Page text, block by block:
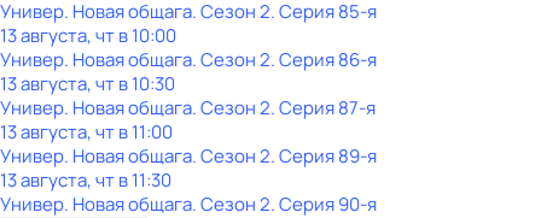
Универ. Новая общага. Сезон 2. Серия 85-я
13 августа, чт в 10:00
Универ. Новая общага. Сезон 2. Серия 86-я
13 августа, чт в 10:30
Универ. Новая общага. Сезон 2. Серия 87-я
13 августа, чт в 11:00
Универ. Новая общага. Сезон 2. Серия 89-я
13 августа, чт в 11:30
Универ. Новая общага. Сезон 2. Серия 90-я